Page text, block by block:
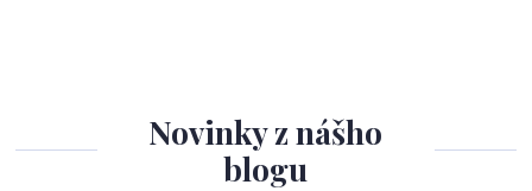
Novinky z nášho
blogu